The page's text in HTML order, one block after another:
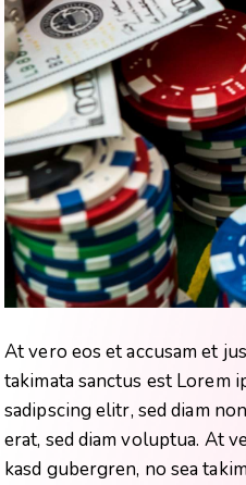
At vero eos et accusam et
takimata sanctus est Lorem
sadipscing elitr, sed diam
erat, sed diam voluptua. At
kasd gubergren, no sea